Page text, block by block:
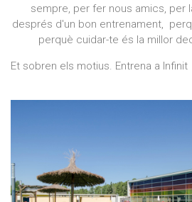
sempre, per fer nous amics, per
després d'un bon entrenament,
perquè cuidar-te és la millor
Et sobren els motius. Entrena a Infinit